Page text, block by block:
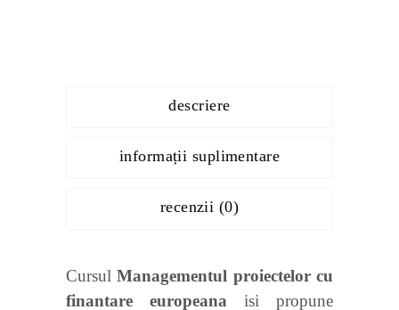
descriere
informații suplimentare
recenzii (0)
CursulManagementul proiectelor cu
finantare europeana isi propune